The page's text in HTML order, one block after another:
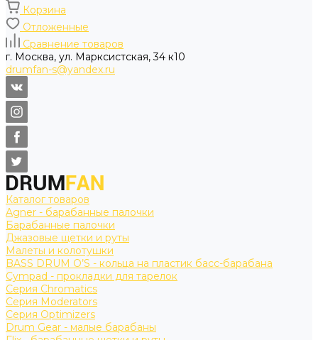
Корзина
Отложенные
Сравнение товаров
г. Москва, ул. Марксистская, 34 к10
drumfan-s@yandex.ru
Каталог товаров
Agner - барабанные палочки
Барабанные палочки
Джазовые щетки и руты
Малеты и колотушки
BASS DRUM O’S - кольца на пластик басс-барабана
Cympad - прокладки для тарелок
Серия Chromatics
Серия Moderators
Серия Optimizers
Drum Gear - малые барабаны